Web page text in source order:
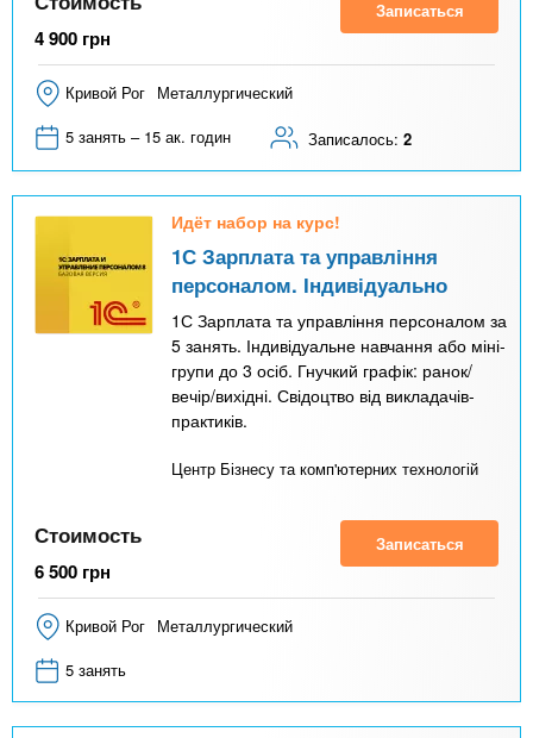
4 900 грн
Записаться
Кривой Рог Металлургический
5 занять – 15 ак. годин
Записалось: 2
Идёт набор на курс!
1С Зарплата та управління
персоналом. Індивідуально
1С Зарплата та управління персоналом за
5 занять. Індивідуальне навчання або міні-
групи до 3 осіб. Гнучкий графік: ранок/
вечір/вихідні. Свідоцтво від викладачів-
практиків.
Центр Бізнесу та комп'ютерних технологій
Стоимость
6 500 грн
Записаться
Кривой Рог Металлургический
5 занять